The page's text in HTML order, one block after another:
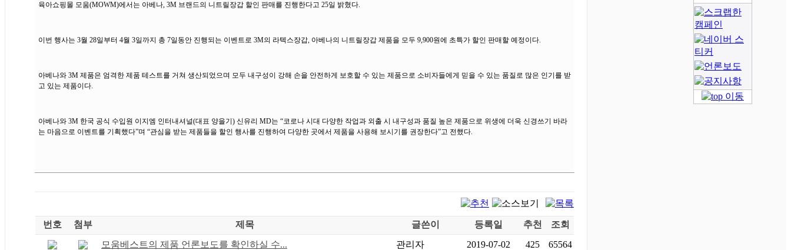
육아쇼핑몰 모움(MOWM)에서는 아베나, 3M 브랜드의 니트릴장갑 할인 판매를 진행한다고 25일 밝혔다.
이번 행사는 3월 28일부터 4월 3일까지 총 7일동안 진행되는 이벤트로 3M의 라텍스장갑, 아베나의 니트릴장갑 제품을 모두 9,900원에 초특가 할인 판매할 예정이다.
아베나와 3M 제품은 엄격한 제품 테스트를 거쳐 생산되었으며 모두 내구성이 강해 손을 안전하게 보호할 수 있는 제품으로 소비자들에게 믿을 수 있는 품질로 많은 인기를 받
고 있는 제품이다.
아베나와 3M 한국 공식 수입원 이지엠 인터내셔널(대표 양을기) 신유리 MD는 “코로나 시대 다양한 작업과 외출 시 내구성과 품질 높은 제품으로 위생에 더욱 신경쓰기 바라
는 마음으로 이벤트를 기획했다”며 “관심을 받는 제품들을 할인 행사를 진행하여 다양한 곳에서 제품을 사용해 보시기를 권장한다”고 전했다.
번호 첨부 제목 글쓴이 등록일 추천
조회
모움베스트의 제품 언론보도를 확인하실 수...
관리자 2019-07-02 425
65564